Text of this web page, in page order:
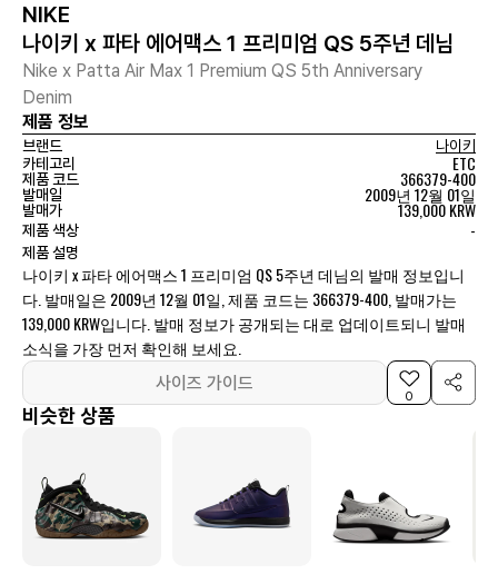
NIKE
나이키 x 파타 에어맥스 1 프리미엄 QS 5주년 데님
Nike x Patta Air Max 1 Premium QS 5th Anniversary
Denim
제품 정보
브랜드
나이키
카테고리
ETC
제품 코드 366379-400
발매일 2009년 12월 01일
발매가 139,000 KRW
제품 색상 -
제품 설명
나이키 x 파타 에어맥스 1 프리미엄 QS 5주년 데님의 발매 정보입니
다. 발매일은 2009년 12월 01일, 제품 코드는 366379-400, 발매가는
139,000 KRW입니다. 발매 정보가 공개되는 대로 업데이트되니 발매
소식을 가장 먼저 확인해 보세요.
사이즈 가이드
0
비슷한 상품